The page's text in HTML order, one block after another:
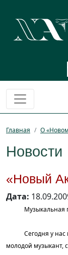
Главная О
Новости
«Новый
Дата:
Музыкальная
Сегодня у
молодой музыкант,